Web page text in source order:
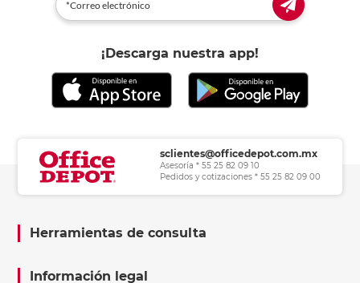
¡Descarga nuestra app!
sclientes@officedepot.com.mx
Asesoría * 55 25 82 09 10
Pedidos y cotizaciones * 55 25 82 09 00
Herramientas de consulta
Información legal